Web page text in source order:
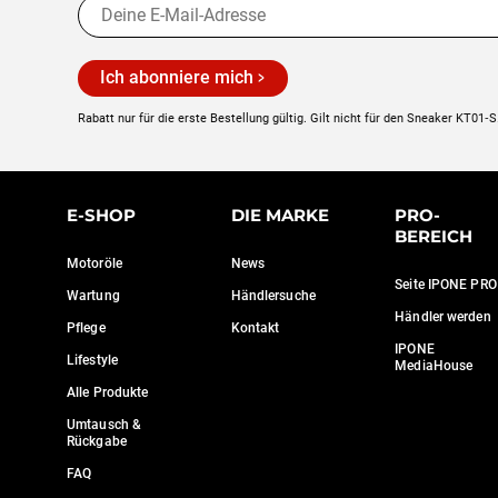
Ich abonniere mich
Rabatt nur für die erste Bestellung gültig. Gilt nicht für den Sneaker
E-SHOP
Motoröle
Wartung
Pflege
Lifestyle
Alle Produkte
Umtausch &
Rückgabe
FAQ
DIE MARKE
News
Händlersuche
Kontakt
PRO-
BEREICH
Seite IPONE PRO
Händler werden
IPONE
MediaHouse